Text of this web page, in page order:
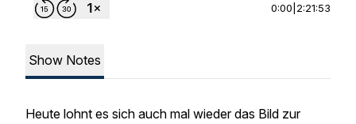
0:00 2:21:53
Show Notes
Heute lohnt es sich auch mal wieder das Bild zur